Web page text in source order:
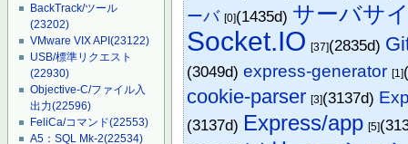
BackTrack/ツール
(23202)
VMware VIX API(23122)
USB/標準リクエスト
(22930)
Objective-C/ファイル入
出力(22596)
FeliCa/コマンド(22553)
A5：SQL Mk-2(22534)
ーバ [0](1435d) サーバサ
Socket.IO [37](2835d)
(3049d)express-generator [1]
cookie-parser [3](3137d)
(3137d) Express/app [5]